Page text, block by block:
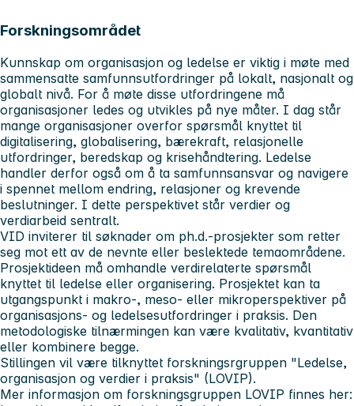
Forskningsområdet
Kunnskap om organisasjon og ledelse er viktig i møte med
sammensatte samfunnsutfordringer på lokalt, nasjonalt og
globalt nivå. For å møte disse utfordringene må
organisasjoner ledes og utvikles på nye måter. I dag står
mange organisasjoner overfor spørsmål knyttet til
digitalisering, globalisering, bærekraft, relasjonelle
utfordringer, beredskap og krisehåndtering. Ledelse
handler derfor også om å ta samfunnsansvar og navigere
i spennet mellom endring, relasjoner og krevende
beslutninger. I dette perspektivet står verdier og
verdiarbeid sentralt.
VID inviterer til søknader om ph.d.-prosjekter som retter
seg mot ett av de nevnte eller beslektede temaområdene.
Prosjektideen må omhandle verdirelaterte spørsmål
knyttet til ledelse eller organisering. Prosjektet kan ta
utgangspunkt i makro-, meso- eller mikroperspektiver på
organisasjons- og ledelsesutfordringer i praksis. Den
metodologiske tilnærmingen kan være kvalitativ, kvantitativ
eller kombinere begge.
Stillingen vil være tilknyttet forskningsrgruppen "Ledelse,
organisasjon og verdier i praksis" (LOVIP).
Mer informasjon om forskningsgruppen LOVIP finnes her: